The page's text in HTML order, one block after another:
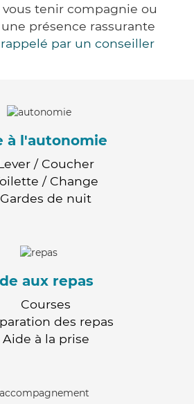
tenir compagnie ou
présence rassurante
par un conseiller
à l'autonomie
/ Coucher
/ Change
Gardes de nuit
aux repas
Courses
des repas
Aide à la prise